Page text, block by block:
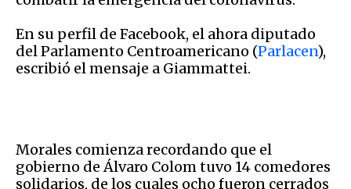
En su perfil de Facebook, el ahora diputado
del Parlamento Centroamericano (Parlacen),
escribió el mensaje a Giammattei.
Morales comienza recordando que el
gobierno de Álvaro Colom tuvo 14 comedores
solidarios, de los cuales ocho fueron cerrados